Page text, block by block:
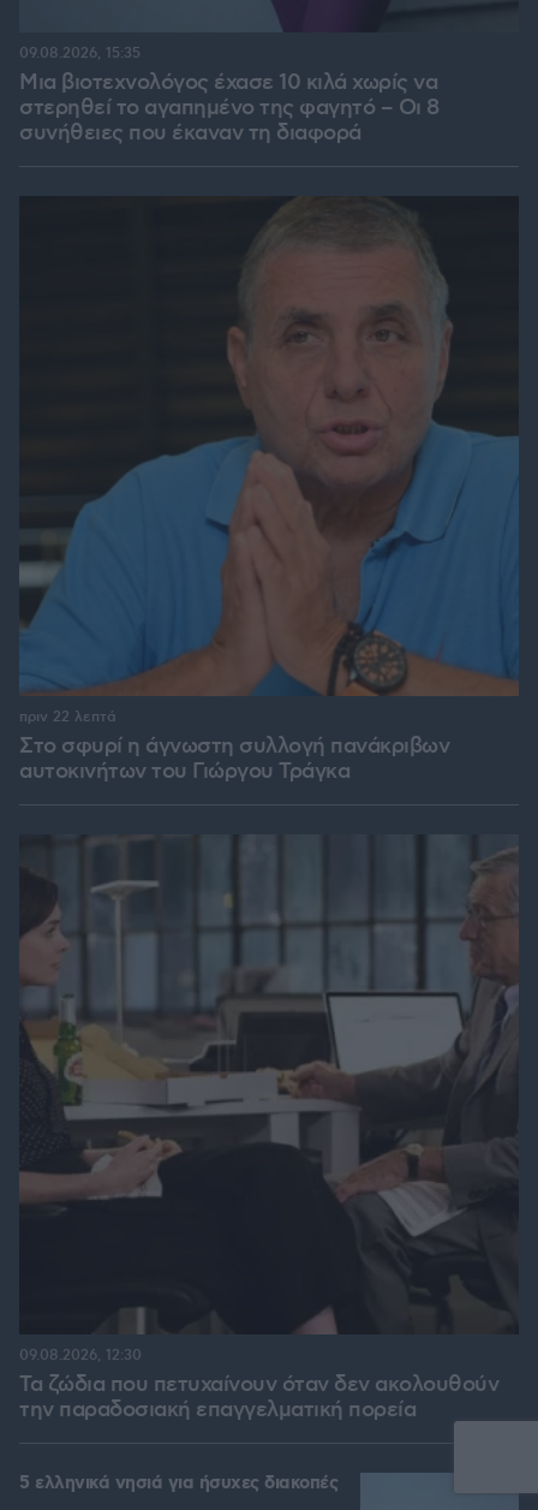
Μια βιοτεχνολόγος έχασε 10 κιλά χωρίς να
στερηθεί το αγαπημένο της φαγητό – Οι 8
συνήθειες που έκαναν τη διαφορά
09.08.2026, 15:35
Στο σφυρί η άγνωστη συλλογή πανάκριβων
αυτοκινήτων του Γιώργου Τράγκα
πριν 22 λεπτά
Τα ζώδια που πετυχαίνουν όταν δεν ακολουθούν
την παραδοσιακή επαγγελματική πορεία
09.08.2026, 12:30
5 ελληνικά νησιά για ήσυχες διακοπές